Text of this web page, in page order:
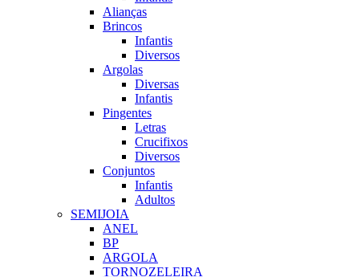
Alianças
Brincos
Infantis
Diversos
Argolas
Diversas
Infantis
Pingentes
Letras
Crucifixos
Diversos
Conjuntos
Infantis
Adultos
SEMIJOIA
ANEL
BP
ARGOLA
TORNOZELEIRA